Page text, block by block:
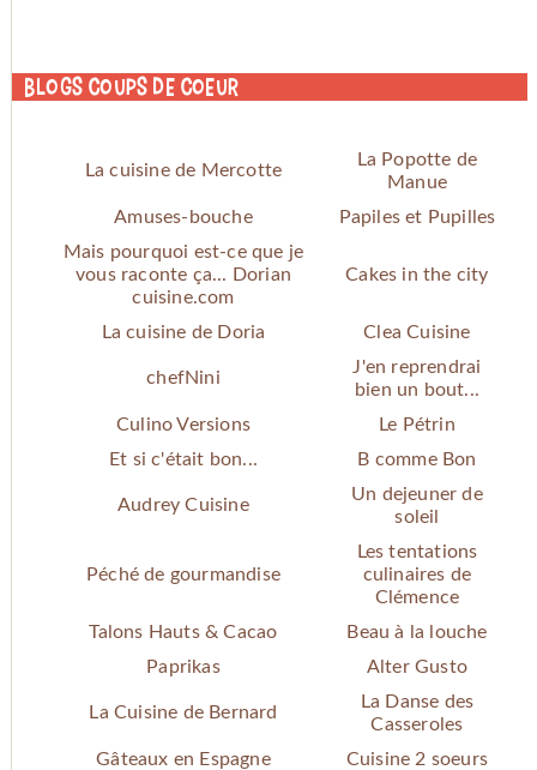
Blogs coups de coeur
La cuisine de Mercotte
La Popotte de
Manue
Amuses-bouche
Papiles et Pupilles
Mais pourquoi est-ce que je
vous raconte ça... Dorian
cuisine.com
Cakes in the city
La cuisine de Doria Clea Cuisine
chefNini
J'en reprendrai
bien un bout...
Culino Versions
Le Pétrin
Et si c'était bon...
B comme Bon
Audrey Cuisine
Un dejeuner de
soleil
Péché de gourmandise
Les tentations
culinaires de
Clémence
Talons Hauts & Cacao
Beau à la louche
Paprikas
Alter Gusto
La Cuisine de Bernard
La Danse des
Casseroles
Gâteaux en Espagne
Cuisine 2 soeurs